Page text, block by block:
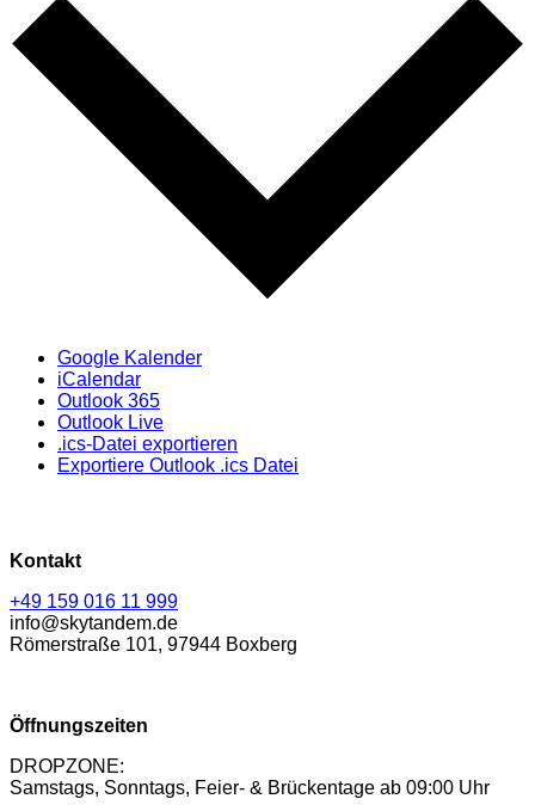
Google Kalender
iCalendar
Outlook 365
Outlook Live
.ics-Datei exportieren
Exportiere Outlook .ics Datei
Kontakt
+49 159 016 11 999
info@skytandem.de
Römerstraße 101, 97944 Boxberg
Öffnungszeiten
DROPZONE:
Samstags, Sonntags, Feier- & Brückentage ab 09:00 Uhr